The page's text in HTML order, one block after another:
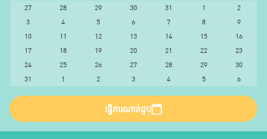
27
28 29 30 31 1
2
3
4 5 6 7 8
9
10
11 12 13 14 15
16
17
18 19 20 21 22
23
24
25 26 27 28 29
30
31
1 2 3 4 5 6
ធ្វើការណាត់ជួប